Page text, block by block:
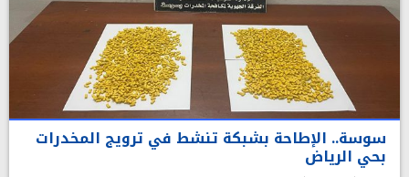
سوسة.. الإطاحة بشبكة تنشط في ترويج المخدرات
بحي الرياض